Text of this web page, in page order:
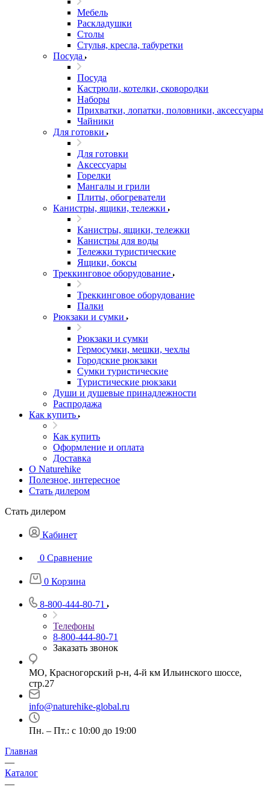
Мебель
Раскладушки
Столы
Стулья, кресла, табуретки
Посуда
Посуда
Кастрюли, котелки, сковородки
Наборы
Прихватки, лопатки, половники, аксессуары
Чайники
Для готовки
Для готовки
Аксессуары
Горелки
Мангалы и грили
Плиты, обогреватели
Канистры, ящики, тележки
Канистры, ящики, тележки
Канистры для воды
Тележки туристические
Ящики, боксы
Треккинговое оборудование
Треккинговое оборудование
Палки
Рюкзаки и сумки
Рюкзаки и сумки
Гермосумки, мешки, чехлы
Городские рюкзаки
Сумки туристические
Туристические рюкзаки
Души и душевые принадлежности
Распродажа
Как купить
Как купить
Оформление и оплата
Доставка
О Naturehike
Полезное, интересное
Стать дилером
Стать дилером
Кабинет
0 Сравнение
0 Корзина
8-800-444-80-71
Телефоны
8-800-444-80-71
Заказать звонок
МО, Красногорский р-н, 4-й км Ильинского шоссе,
стр.27
info@naturehike-global.ru
Пн. – Пт.: с 10:00 до 19:00
Главная
—
Каталог
—